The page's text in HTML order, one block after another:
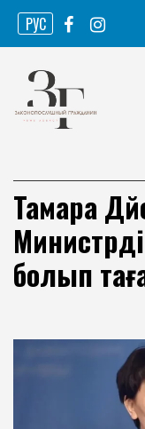
Skip
content
РУС
Тамара
болып